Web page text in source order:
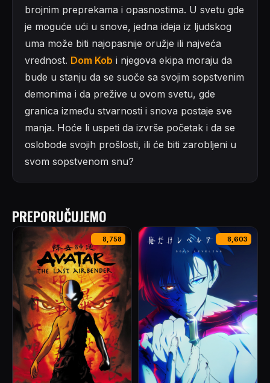
brojnim preprekama i opasnostima. U svetu gde
je moguće ući u snove, jedna ideja iz ljudskog
uma može biti najopasnije oružje ili najveća
vrednost. Dom Kob i njegova ekipa moraju da
bude u stanju da se suoče sa svojim sopstvenim
demonima i da prežive u ovom svetu, gde
granica između stvarnosti i snova postaje sve
manja. Hoće li uspeti da izvrše početak i da se
oslobode svojih prošlosti, ili će biti zarobljeni u
svom sopstvenom snu?
PREPORUČUJEMO
8,758 8,603